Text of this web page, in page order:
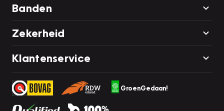
Banden
Zekerheid
Klantenservice
GroenGedaan!